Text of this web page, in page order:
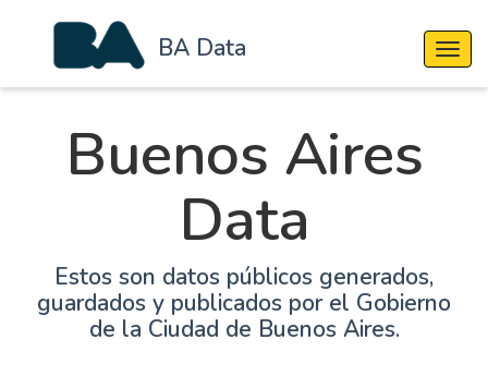
BA Data
Buenos Aires
Data
Estos son datos públicos generados,
guardados y publicados por el Gobierno
de la Ciudad de Buenos Aires.